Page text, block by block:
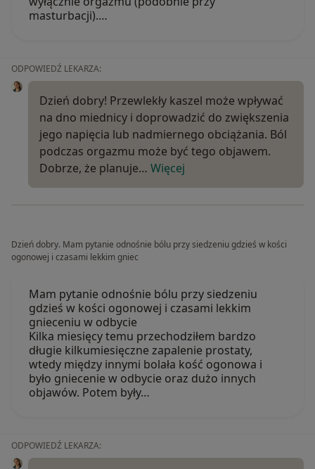
masturbacji).…
ODPOWIEDŹ LEKARZA:
Dzień dobry! Przewlekły kaszel może wpływać
na dno miednicy i doprowadzić do zwiększenia
jego napięcia lub nadmiernego obciążania. Ból
podczas orgazmu może być tego objawem.
Dobrze, że planuje… Więcej
Dzień dobry. Mam pytanie odnośnie bólu przy siedzeniu gdzieś w kości
ogonowej i czasami lekkim gniec
Mam pytanie odnośnie bólu przy siedzeniu
gdzieś w kości ogonowej i czasami lekkim
gnieceniu w odbycie
Kilka miesięcy temu przechodziłem bardzo
długie kilkumiesięczne zapalenie prostaty,
wtedy między innymi bolała kość ogonowa i
było gniecenie w odbycie oraz dużo innych
objawów. Potem były…
ODPOWIEDŹ LEKARZA: